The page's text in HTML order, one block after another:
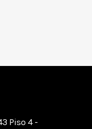
Piso 4 -